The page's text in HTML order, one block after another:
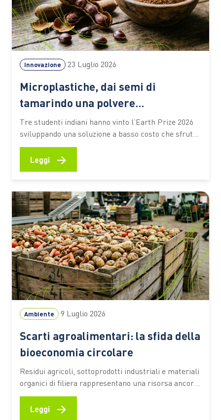
Innovazione 23 Luglio 2026
Microplastiche, dai semi di
tamarindo una polvere
biodegradabile che depura l’acqua
senza elettricità
Tre studenti indiani hanno vinto l’Earth Prize 2026
sviluppando una soluzione a basso costo che sfrutta
materiali naturali e particelle magnetiche per
catturare gli inquinanti. Un’idea che potrebbe
tamarindo, una polvere biodegradabile e un
sistema…
Leggi →
Ambiente 9 Luglio 2026
Scarti agroalimentari: la sfida della
bioeconomia circolare
Residui agricoli, sottoprodotti industriali e materiali
organici di filiera rappresentano una risorsa ancora
sottoutilizzata. Secondo una stima dell’Università
Cattolica, circa il 70% resta fuori da percorsi di
Leggi →